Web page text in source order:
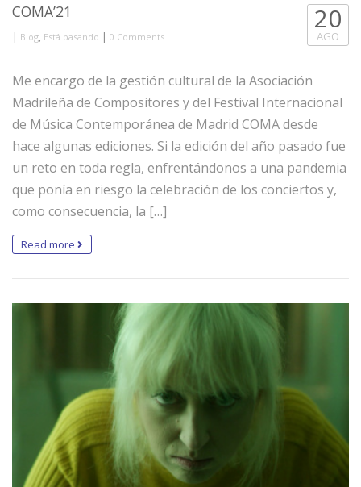
COMA’21
| Blog Está pasando | 0 Comments
20
AGO
Me encargo de la gestión cultural de la Asociación
Madrileña de Compositores y del Festival Internacional
de Música Contemporánea de Madrid COMA desde
hace algunas ediciones. Si la edición del año pasado fue
un reto en toda regla, enfrentándonos a una pandemia
que ponía en riesgo la celebración de los conciertos y,
como consecuencia, la […]
Read more